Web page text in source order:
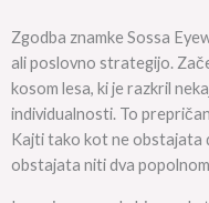
Zgodba znamke Sossa
ali poslovno strategijo.
kosom lesa, ki je razkril
individualnosti. To
Kajti tako kot ne obstajata
obstajata niti dva